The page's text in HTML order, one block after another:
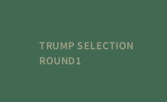
TRUMP SELECTION
ROUND1